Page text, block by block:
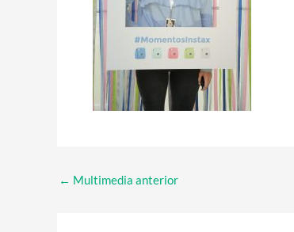
← Multimedia anterior